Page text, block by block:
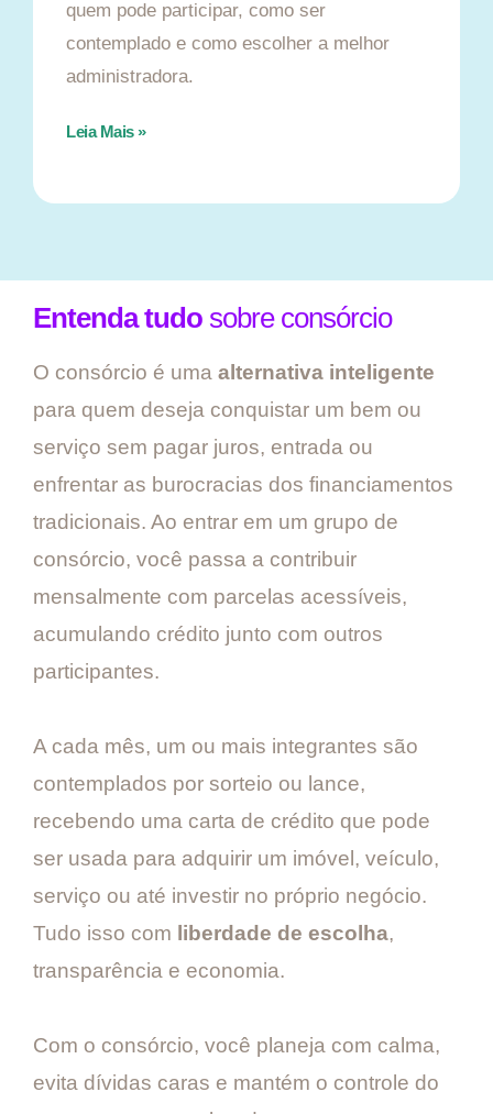
quem pode participar, como ser
contemplado e como escolher a melhor
administradora.
Leia Mais »
Entenda tudo sobre consórcio
O consórcio é uma alternativa inteligente
para quem deseja conquistar um bem ou
serviço sem pagar juros, entrada ou
enfrentar as burocracias dos financiamentos
tradicionais. Ao entrar em um grupo de
consórcio, você passa a contribuir
mensalmente com parcelas acessíveis,
acumulando crédito junto com outros
participantes.
A cada mês, um ou mais integrantes são
contemplados por sorteio ou lance,
recebendo uma carta de crédito que pode
ser usada para adquirir um imóvel, veículo,
serviço ou até investir no próprio negócio.
Tudo isso com liberdade de escolha,
transparência e economia.
Com o consórcio, você planeja com calma,
evita dívidas caras e mantém o controle do